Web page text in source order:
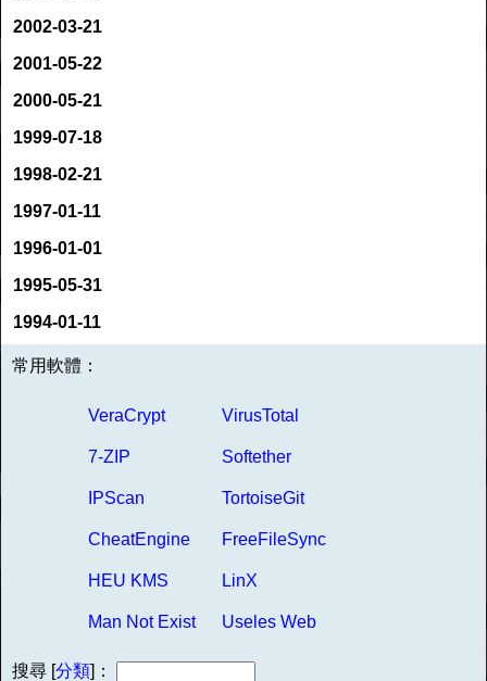
2002-03-21
2001-05-22
2000-05-21
1999-07-18
1998-02-21
1997-01-11
1996-01-01
1995-05-31
1994-01-11
常用軟體：
VeraCrypt VirusTotal
7-ZIP Softether
IPScan TortoiseGit
CheatEngine FreeFileSync
HEU KMS LinX
Man Not Exist Useles Web
搜尋 [分類]：